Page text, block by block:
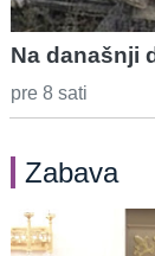
Na današnji
pre 8 sati
Zabava